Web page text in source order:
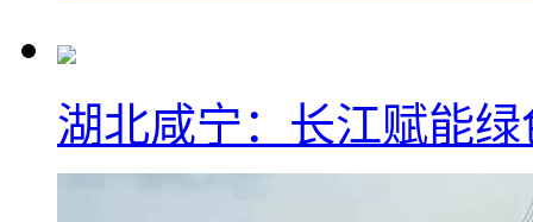
湖北咸宁：长江赋能